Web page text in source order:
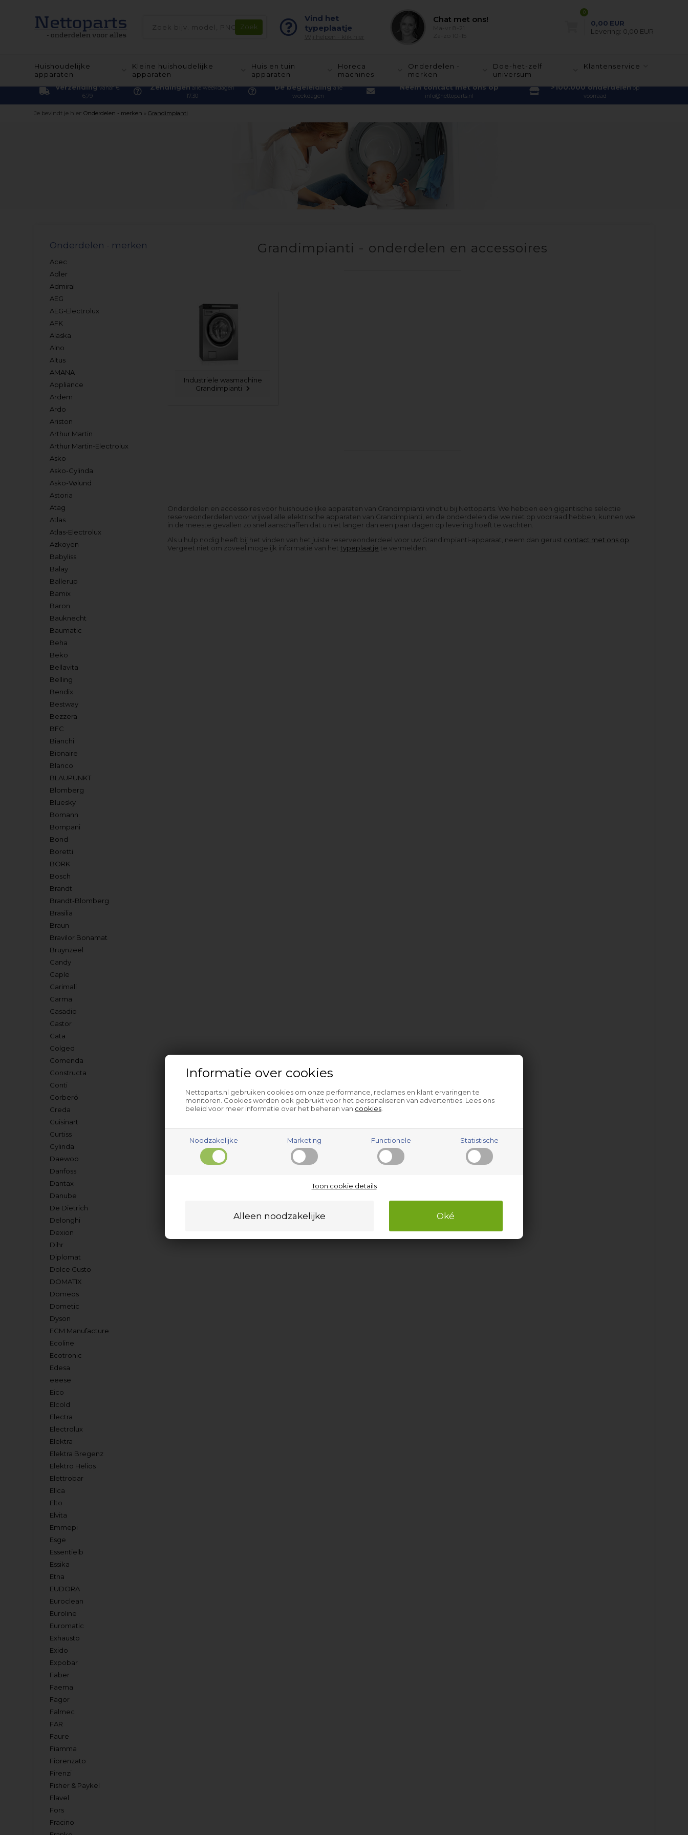
Informatie over cookies
Nettoparts.nl gebruiken cookies om onze performance, reclames en klant ervaringen te
monitoren. Cookies worden ook gebruikt voor het personaliseren van advertenties. Lees ons
beleid voor meer informatie over het beheren van cookies
Noodzakelijke Marketing Functionele Statistische
Toon cookie details
Vind het
typeplaatje
Chat met ons!
0
0,00 EUR
Levering: 0,00 EUR
Huishoudelijke
apparaten
Kleine huishoudelijke
apparaten
Huis en tuin
apparaten
Horeca
machines
Onderdelen -
merken
Doe-het-zelf
universum
Klantenservice
Verzending vanaf €
6,79
Zendingen alle weekdagen
17.30
De begeleiding alle
weekdagen
Neem contact met ons op
info@nettoparts.nl
>100.000 onderdelen op
voorraad
Je bevindt je hier: Onderdelen - merken »Grandimpianti
Onderdelen - merken
Acec
Adler
Admiral
AEG
AEG-Electrolux
AFK
Alaska
Alno
Altus
AMANA
Appliance
Ardem
Ardo
Ariston
Arthur Martin
Arthur Martin-Electrolux
Asko
Asko-Cylinda
Asko-Vølund
Astoria
Atag
Atlas
Atlas-Electrolux
Azkoyen
Babyliss
Balay
Ballerup
Bamix
Baron
Bauknecht
Baumatic
Beha
Beko
Bellavita
Belling
Bendix
Bestway
Bezzera
BFC
Bianchi
Bionaire
Blanco
BLAUPUNKT
Blomberg
Bluesky
Bomann
Bompani
Bond
Boretti
BORK
Bosch
Brandt
Brandt-Blomberg
Brasilia
Braun
Bravilor Bonamat
Bruynzeel
Candy
Caple
Carimali
Carma
Casadio
Castor
Cata
Colged
Comenda
Constructa
Conti
Corberó
Creda
Cuisinart
Curtiss
Cylinda
Daewoo
Danfoss
Dantax
Danube
De Dietrich
Delonghi
Dexion
Dihr
Diplomat
Dolce Gusto
DOMATIX
Domeos
Dometic
Dyson
ECM Manufacture
Ecoline
Ecotronic
Edesa
eeese
Eico
Elcold
Electra
Electrolux
Elektra
Elektra Bregenz
Elektro Helios
Elettrobar
Elica
Elto
Elvita
Emmepi
Esge
Essentielb
Essika
Etna
EUDORA
Euroclean
Euroline
Euromatic
Exhausto
Exido
Expobar
Faber
Faema
Fagor
Falmec
FAR
Faure
Fiamma
Fiorenzato
Firenzi
Fisher & Paykel
Flavel
Fors
Fracino
Grandimpianti - onderdelen en accessoires
Industriële wasmachine
Grandimpianti
Onderdelen en accessoires voor huishoudelijke apparaten van Grandimpianti vindt u bij Nettoparts. We hebben een gigantische selectie
reserveonderdelen voor vrijwel alle elektrische apparaten van Grandimpianti, en de onderdelen die we niet op voorraad hebben, kunnen we
in de meeste gevallen zo snel aanschaffen dat u niet langer dan een paar dagen op levering hoeft te wachten.
Als u hulp nodig heeft bij het vinden van het juiste reserveonderdeel voor uw Grandimpianti-apparaat, neem dan gerust contact met ons op
Vergeet niet om zoveel mogelijk informatie van hettypeplaatje te vermelden.